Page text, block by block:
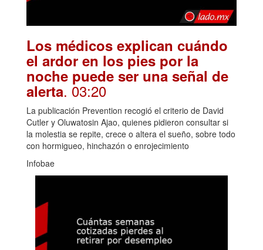
Los médicos explican cuándo
el ardor en los pies por la
noche puede ser una señal de
alerta. 03:20
La publicación Prevention recogió el criterio de David
Cutler y Oluwatosin Ajao, quienes pidieron consultar si
la molestia se repite, crece o altera el sueño, sobre todo
con hormigueo, hinchazón o enrojecimiento
Infobae